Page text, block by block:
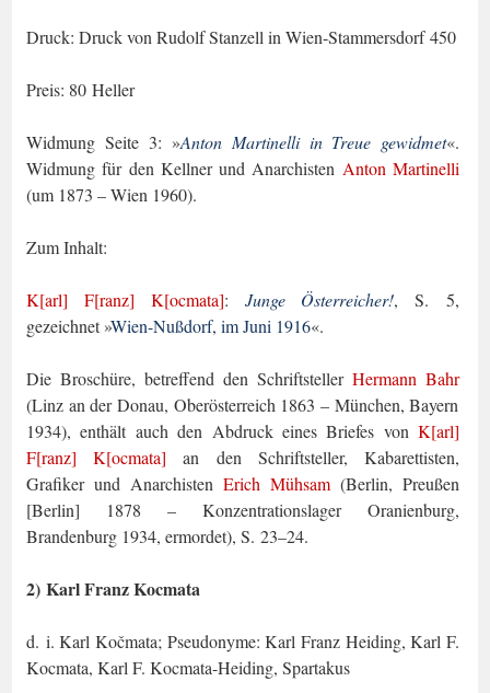
Druck: Druck von Rudolf Stanzell in Wien-Stammersdorf 450
Preis: 80 Heller
Widmung Seite 3: »Anton Martinelli in Treue gewidmet«.
Widmung fürden Kellner und Anarchisten Anton Martinelli
(um 1873 – Wien 1960).
Zum Inhalt:
K[arl] F[ranz] K[ocmata]: Junge Österreicher!, S. 5,
gezeichnet »Wien-Nußdorf, im Juni 1916«.
Die Broschüre, betreffend den Schriftsteller Hermann Bahr
(Linz an der Donau, Oberösterreich 1863 – München, Bayern
1934), enthält auch den Abdruck eines Briefes von K[arl]
F[ranz] K[ocmata] an den Schriftsteller, Kabarettisten,
Grafiker und Anar­chisten Erich Mühsam (Berlin, Preußen
[Berlin] 1878 – Konzentrationslager Oranien­burg,
Brandenburg 1934, ermordet), S. 23–24.
2) Karl Franz Kocmata
d. i. Karl Kočmata; Pseudonyme: Karl Franz Heiding, Karl F.
Kocmata, Karl F. Koc­mata-Heiding, Spartakus